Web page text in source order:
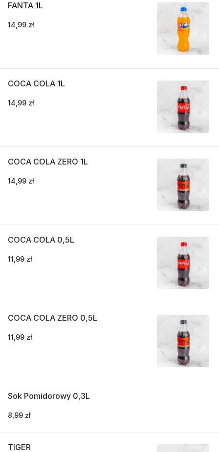
FANTA 1L
14,99 zł
COCA COLA 1L
14,99 zł
COCA COLA ZERO 1L
14,99 zł
COCA COLA 0,5L
11,99 zł
COCA COLA ZERO 0,5L
11,99 zł
Sok Pomidorowy 0,3L
8,99 zł
TIGER